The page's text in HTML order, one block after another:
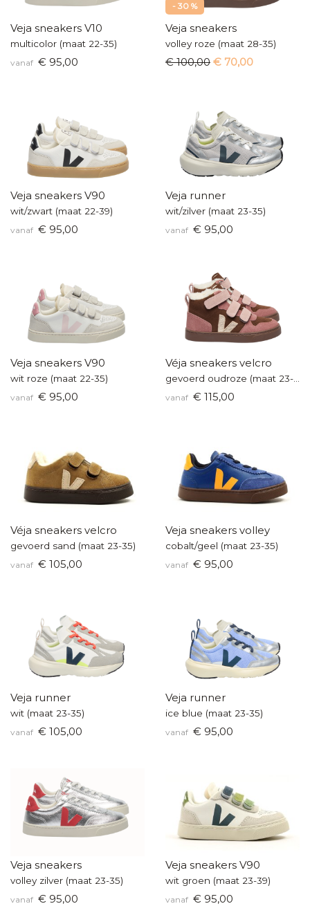
Veja sneakers V10
multicolor (maat 22-35)
vanaf € 95,00
- 30 %
Veja sneakers
volley roze (maat 28-35)
€ 100,00 € 70,00
Veja sneakers V90
wit/zwart (maat 22-39)
vanaf € 95,00
Veja runner
wit/zilver (maat 23-35)
vanaf € 95,00
Veja sneakers V90
wit roze (maat 22-35)
vanaf € 95,00
Véja sneakers velcro
vanaf € 115,00
Véja sneakers velcro
gevoerd sand (maat 23-35)
vanaf € 105,00
Veja sneakers volley
cobalt/geel (maat 23-35)
vanaf € 95,00
Veja runner
wit (maat 23-35)
vanaf € 105,00
Veja runner
ice blue (maat 23-35)
vanaf € 95,00
Veja sneakers
volley zilver (maat 23-35)
vanaf € 95,00
Veja sneakers V90
wit groen (maat 23-39)
vanaf € 95,00